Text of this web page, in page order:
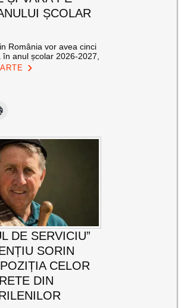
ȘCOLAR
România vor avea cinci
anul școlar 2026-2027,
DE SERVICIU”
SORIN
CELOR
DIN